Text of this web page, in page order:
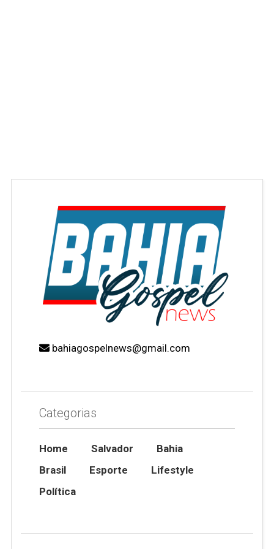
bahiagospelnews@gmail.com
Categorias
Home Salvador
Bahia
Brasil
Esporte
Lifestyle
Política